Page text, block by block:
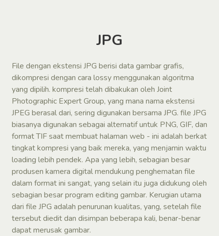
JPG
File dengan ekstensi JPG berisi data gambar grafis,
dikompresi dengan cara lossy menggunakan algoritma
yang dipilih. kompresi telah dibakukan oleh Joint
Photographic Expert Group, yang mana nama ekstensi
JPEG berasal dari, sering digunakan bersama JPG. file JPG
biasanya digunakan sebagai alternatif untuk PNG, GIF, dan
format TIF saat membuat halaman web - ini adalah berkat
tingkat kompresi yang baik mereka, yang menjamin waktu
loading lebih pendek. Apa yang lebih, sebagian besar
produsen kamera digital mendukung penghematan file
dalam format ini sangat, yang selain itu juga didukung oleh
sebagian besar program editing gambar. Kerugian utama
dari file JPG adalah penurunan kualitas, yang, setelah file
tersebut diedit dan disimpan beberapa kali, benar-benar
dapat merusak gambar.